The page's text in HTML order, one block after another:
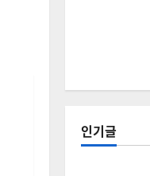
인기글